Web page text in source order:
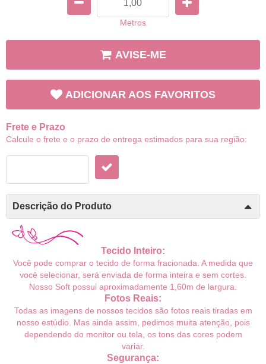
Metros
AVISE-ME
ADICIONAR AOS FAVORITOS
Frete e Prazo
Calcule o frete e o prazo de entrega estimados para sua região:
Descrição do Produto
Tecido Inteiro:
Você pode comprar o tecido de forma fracionada. A medida que
você selecionar, será enviada de forma inteira e sem cortes.
Nosso Soft possui aproximadamente 1,60m de largura.
Fotos Reais:
Todas as imagens de nossos tecidos são fotos reais tiradas em
nosso estúdio. Mas ainda assim, pedimos muita atenção, pois
dependendo do monitor ou tela, os tons das cores podem
variar.
Segurança: